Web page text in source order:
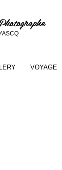
VOYAGE